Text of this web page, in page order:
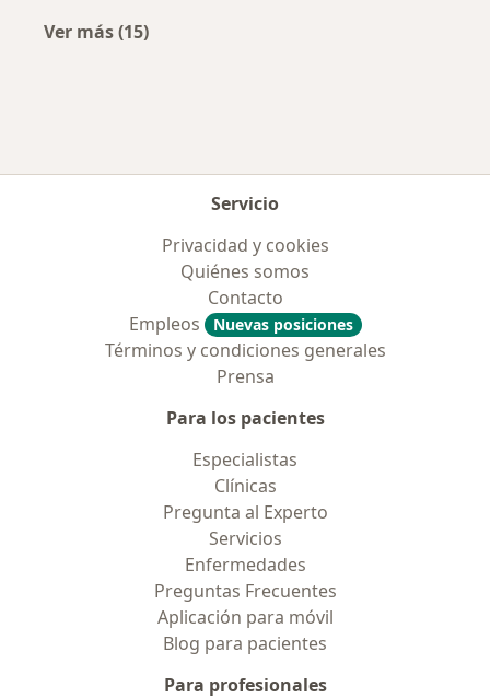
Ver más (15)
Servicio
Privacidad y cookies
Quiénes somos
Contacto
Empleos
Nuevas posiciones
Términos y condiciones generales
Prensa
Para los pacientes
Especialistas
Clínicas
Pregunta al Experto
Servicios
Enfermedades
Preguntas Frecuentes
Aplicación para móvil
Blog para pacientes
Para profesionales